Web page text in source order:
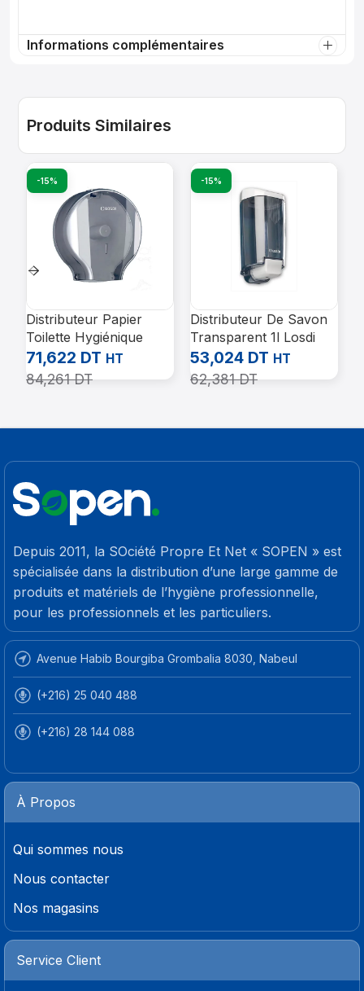
Informations complémentaires
Produits Similaires
-15%
Distributeur Papier
Toilette Hygiénique
Jumbo Abs fumé
LOSDI CP-0204
71,622 DT HT
84,261DT
-15%
Distributeur De Savon
Transparent 1l Losdi
Cj1006
53,024 DT HT
62,381DT
Depuis 2011, la SOciété Propre Et Net « SOPEN » est
spécialisée dans la distribution d’une large gamme de
produits et matériels de l’hygiène professionnelle,
pour les professionnels et les particuliers.
Avenue Habib Bourgiba Grombalia 8030, Nabeul
(+216) 25 040 488
(+216) 28 144 088
À Propos
Qui sommes nous
Nous contacter
Nos magasins
Service Client